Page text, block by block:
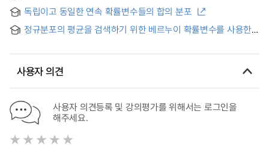
독립이고 동일한 연속 확률변수들의 합의 분포
정규분포의 평균을 검색하기 위한 베르누이 확률변수를 사용한
사용자 의견
사용자 의견등록 및 강의평가를 위해서는 로그인을
해주세요.